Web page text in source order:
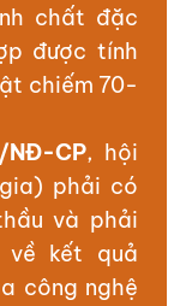
chất đặc
được tính
chiếm 70-
CP, hội
phải có
và phải
về kết quả
công nghệ